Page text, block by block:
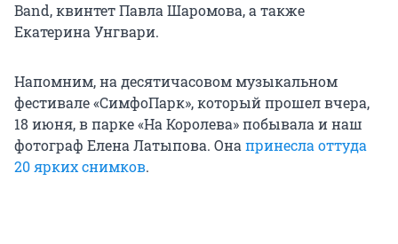
Band, квинтет Павла Шаромова, а также
Екатерина Унгвари.
Напомним, на десятичасовом музыкальном
фестивале «СимфоПарк», который прошел вчера,
18 июня, в парке «На Королева» побывала и наш
фотограф Елена Латыпова. Она принесла оттуда
20 ярких снимков.